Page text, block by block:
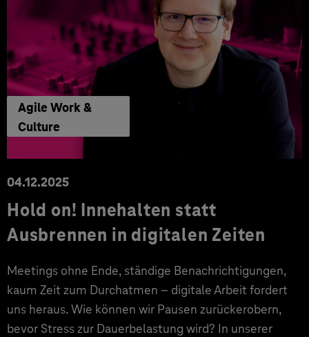
Agile Work &
Culture
04.12.2025
Hold on! Innehalten statt
Ausbrennen in digitalen Zeiten
Meetings ohne Ende, ständige Benachrichtigungen,
kaum Zeit zum Durchatmen – digitale Arbeit fordert
uns heraus. Wie können wir Pausen zurückerobern,
bevor Stress zur Dauerbelastung wird? In unserer